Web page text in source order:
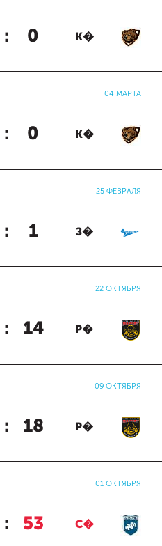
: 0 К�
04 МАРТА
: 0 К�
25 ФЕВРАЛЯ
: 1 З�
22 ОКТЯБРЯ
: 14 Р�
09 ОКТЯБРЯ
: 18 Р�
01 ОКТЯБРЯ
: 53 С�